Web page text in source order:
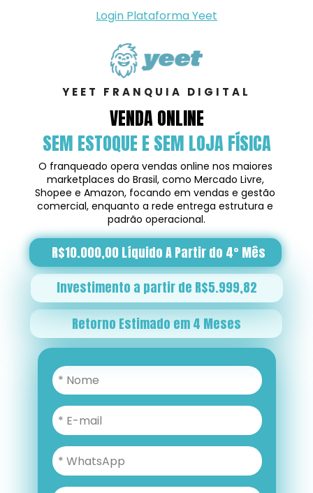
Login Plataforma Yeet
YEET FRANQUIA DIGITAL
VENDA ONLINE
SEM ESTOQUE E SEM LOJA FÍSICA
O franqueado opera vendas online nos maiores
marketplaces do Brasil, como Mercado Livre,
Shopee e Amazon, focando em vendas e gestão
comercial, enquanto a rede entrega estrutura e
padrão operacional.
R$10.000,00 Líquido A Partir do 4° Mês
Retorno Estimado em 4 Meses
Investimento a partir de R$5.999,82